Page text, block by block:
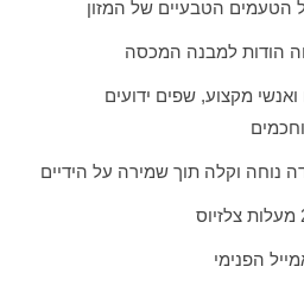
הטבעיים של המזון
הודות למבנה המכסה
מקצוע, שפים ידועים
נוחה וקלה תוך שמירה על הידיים
הפנימי